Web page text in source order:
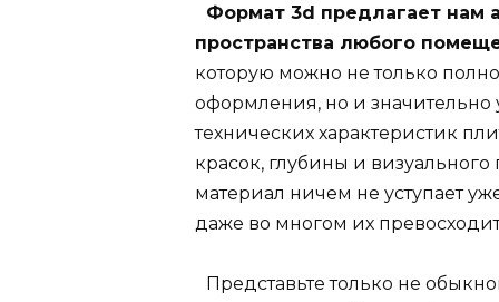
Формат 3d предлагает нам
пространства любого
которую можно не только
оформления, но и значительно
технических характеристик
красок, глубины и
материал ничем не уступает
даже во многом их
Представьте только не